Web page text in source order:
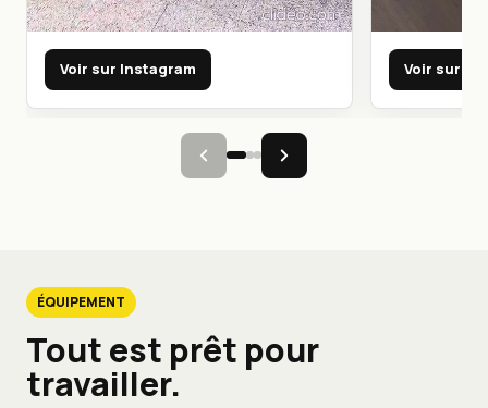
Voir sur Instagram Voir sur
ÉQUIPEMENT
Tout est prêt pour
travailler.